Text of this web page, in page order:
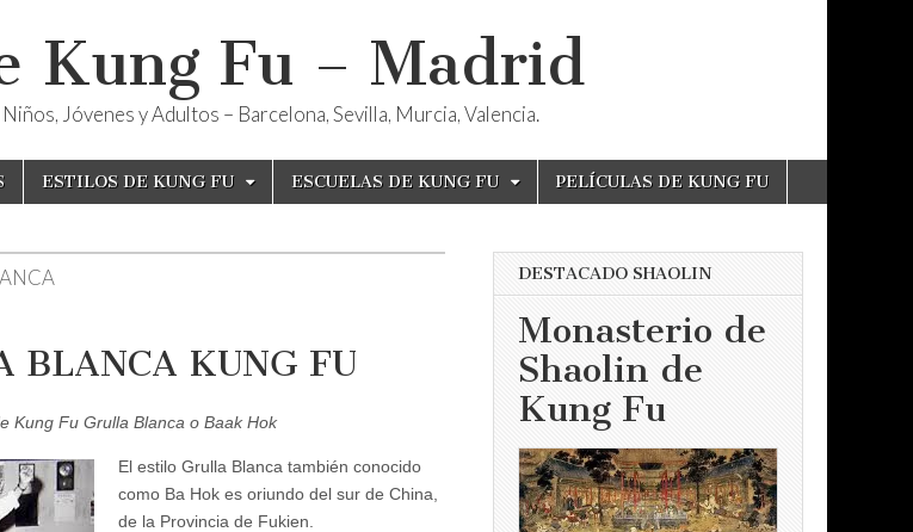
Kung Fu – Madrid
Jóvenes y Adultos – Barcelona, Sevilla, Murcia, Valencia.
ESTILOS DE KUNG FU ESCUELAS DE KUNG FU PELÍCULAS DE KUNG FU
BLANCA KUNG FU
Kung Fu Grulla Blanca o Baak Hok
El estilo Grulla Blanca también conocido
como Ba Hok es oriundo del sur de China,
de la Provincia de Fukien.
DESTACADO SHAOLIN
Monasterio de
Shaolin de
Kung Fu